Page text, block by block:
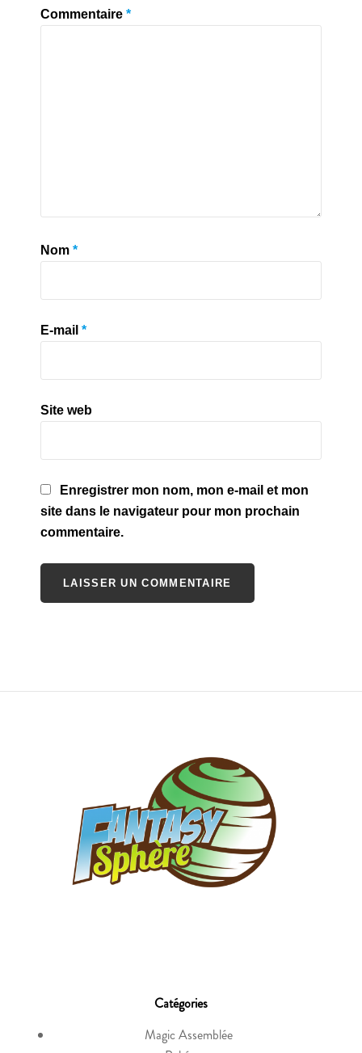
Commentaire *
Nom *
E-mail *
Site web
Enregistrer mon nom, mon e-mail et mon
site dans le navigateur pour mon prochain
commentaire.
Catégories
Magic Assemblée